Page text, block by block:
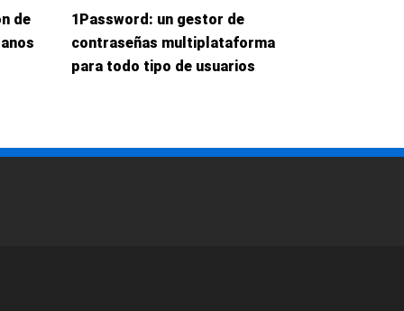
de
1Password: un gestor de
contraseñas multiplataforma
para todo tipo de usuarios